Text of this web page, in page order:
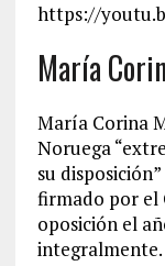
https://
María
María Corina
Noruega
su
firmado por el
oposición el
integralmente.